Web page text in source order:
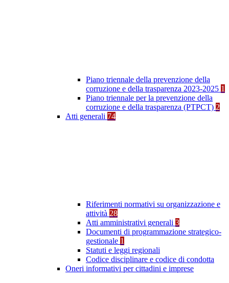
Piano triennale della prevenzione della
corruzione e della trasparenza 2023-2025 1
Piano triennale per la prevenzione della
corruzione e della trasparenza (PTPCT) 2
Atti generali 74
Riferimenti normativi su organizzazione e
attività 28
Atti amministrativi generali 3
Documenti di programmazione strategico-
gestionale 1
Statuti e leggi regionali
Codice disciplinare e codice di condotta
Oneri informativi per cittadini e imprese